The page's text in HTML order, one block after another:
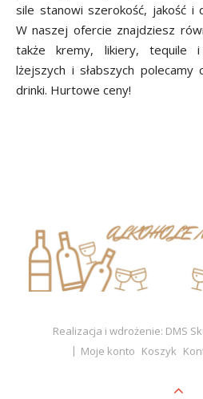
sile stanowi szerokość, jakość i
W naszej ofercie znajdziesz
także kremy, likiery, tequile i
lżejszych i słabszych
drinki. Hurtowe ceny!
Realizacja i wdrożenie: DMS
Moje konto Koszyk